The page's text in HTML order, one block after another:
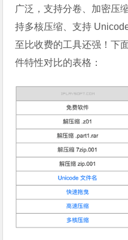
广泛，支持分卷、加密压
持多核压缩、支持
至比收费的工具还强！下
件特性对比的表格：